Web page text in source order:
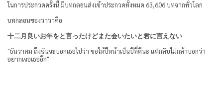
ในการประกวดครั้งนี้ มีบทกลอนส่งเข้าประกวดทั้งหมด 63,606 บทจากทั่วโลก
บทกลอนของวาวาคือ
十二月良いお年をと言ったけどまた会いたいと君に言えない
"ธันวาคม ถึงฉันจะบอกเธอไปว่า ขอให้ปีหน้าเป็นปีที่ดีนะ แต่กลับไม่กล้าบอกว่า
อยากเจอเธออีก"